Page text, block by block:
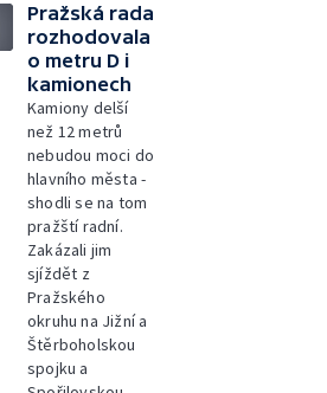
Pražská rada
rozhodovala
o metru D i
kamionech
Kamiony delší
než 12 metrů
nebudou moci do
hlavního města -
shodli se na tom
pražští radní.
Zakázali jim
sjíždět z
Pražského
okruhu na Jižní a
Štěrboholskou
spojku a